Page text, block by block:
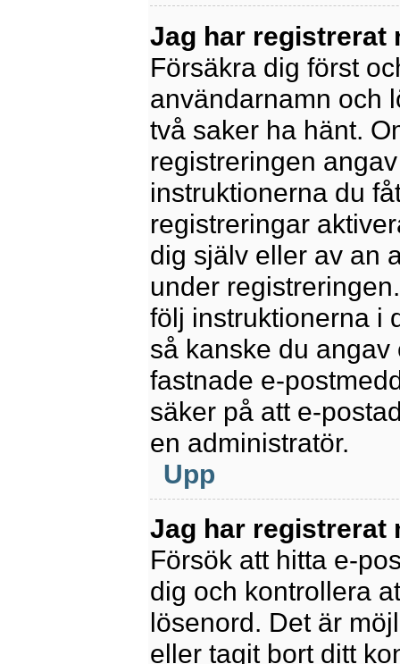
Jag har registrerat
Försäkra dig först
användarnamn och
två saker ha hänt.
registreringen
instruktionerna du
registreringar
dig själv eller av an
under
följ instruktionerna i
så kanske du
fastnade e-
säker på att e-
en administratör.
Upp
Jag har registrerat
Försök att hitta e-
dig och kontrollera
lösenord. Det är
eller tagit bort ditt